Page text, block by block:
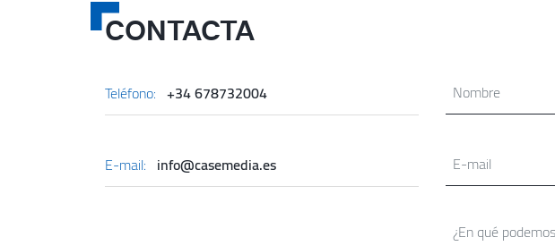
CONTACTA
Teléfono: +34 678732004
E-mail: info@casemedia.es